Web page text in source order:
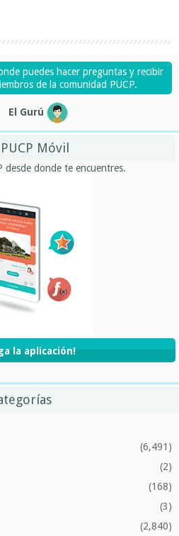
puedes hacer preguntas y recibir
de la comunidad PUCP.
El Gurú
Móvil
desde donde te encuentres.
la aplicación!
(6,491)
(2)
(168)
(3)
(2,840)